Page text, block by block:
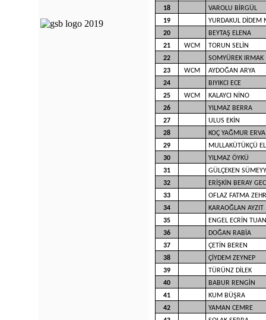
18
VAROLU BİRGÜL
19
YURDAKUL DİDEM
20
BEYTAŞ ELENA
21
WCM
TORUN SELİN
22
SOMYÜREK IRMAK
23
WCM
AYDOĞAN ARYA
24
BIYIKCI ECE
25
WCM
KALAYCI NİNO
26
YILMAZ BERRA
27
ULUS EKİN
28
KOÇ YAĞMUR ERVA
29
MULLAKÜTÜKÇÜ
30
YILMAZ ÖYKÜ
31
GÜLÇEKEN
32
ERİŞKİN BERAY
33
OFLAZ FATMA
34
KARAOĞLAN AYZIT
35
ENGEL ECRİN
36
DOĞAN RABİA
37
ÇETİN BEREN
38
ÇİYDEM ZEYNEP
39
TÜRÜNZ DİLEK
40
BABUR RENGİN
41
KUM BÜŞRA
42
YAMAN CEMRE